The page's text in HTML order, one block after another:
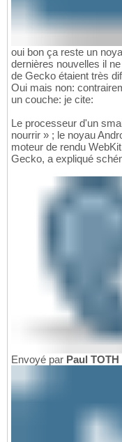
oui bon ça reste un
dernières nouvelles il
de Gecko étaient très
Oui mais non:
un couche: je cite:
Le processeur d'un
nourrir » ; le noyau
moteur de rendu
Gecko, a expliqué
Envoyé par Paul TOTH